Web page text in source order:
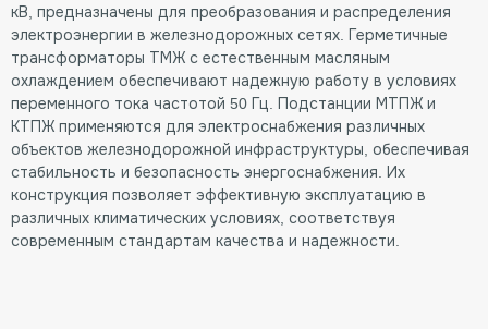
кВ, предназначены для преобразования и распределения
электроэнергии в железнодорожных сетях. Герметичные
трансформаторы ТМЖ с естественным масляным
охлаждением обеспечивают надежную работу в условиях
переменного тока частотой 50 Гц. Подстанции МТПЖ и
КТПЖ применяются для электроснабжения различных
объектов железнодорожной инфраструктуры, обеспечивая
стабильность и безопасность энергоснабжения. Их
конструкция позволяет эффективную эксплуатацию в
различных климатических условиях, соответствуя
современным стандартам качества и надежности.